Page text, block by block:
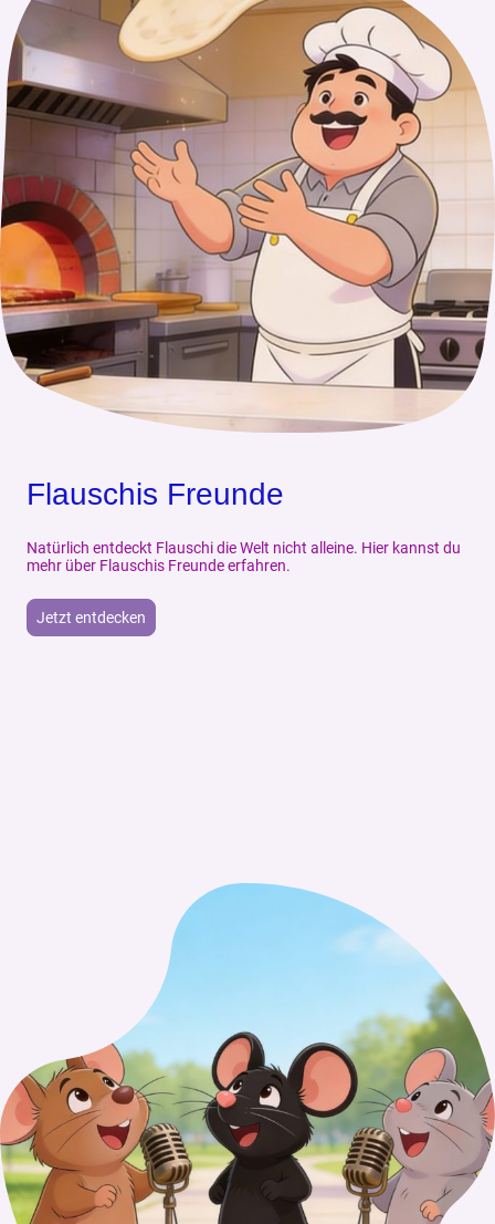
Flauschis Freunde
Natürlich entdeckt Flauschi die Welt nicht alleine. Hier kannst du
mehr über Flauschis Freunde erfahren.
Jetzt entdecken